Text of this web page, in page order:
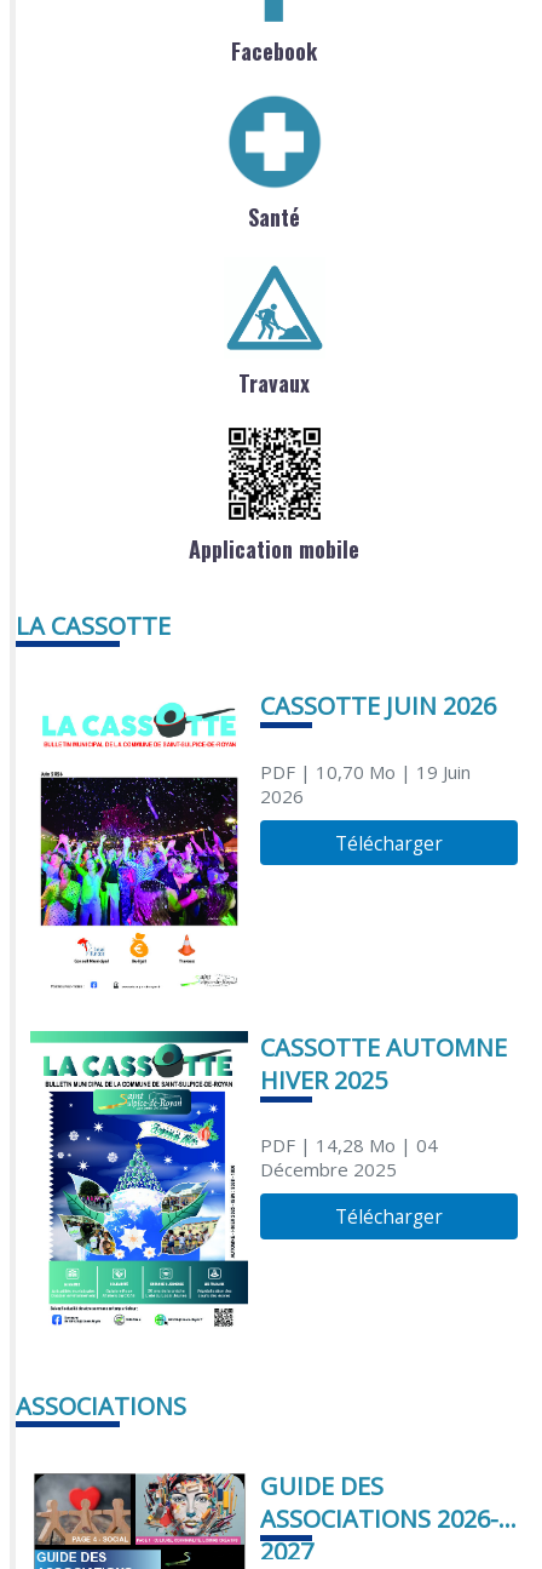
Facebook
Santé
Travaux
Application mobile
LA CASSOTTE
CASSOTTE JUIN 2026
PDF| 10,70 Mo | 19 Juin
2026
Télécharger
CASSOTTE AUTOMNE
HIVER 2025
PDF| 14,28 Mo | 04
Décembre 2025
Télécharger
ASSOCIATIONS
GUIDE DES
ASSOCIATIONS 2026-
2027